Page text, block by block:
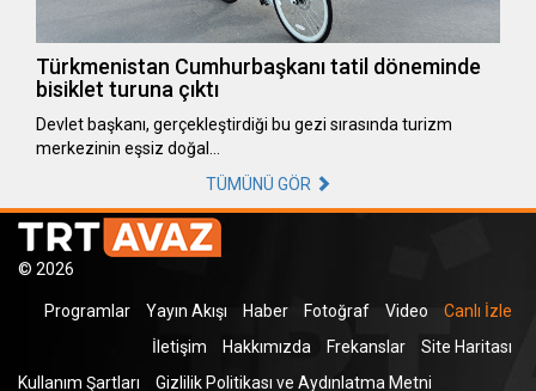
Türkmenistan Cumhurbaşkanı tatil döneminde
bisiklet turuna çıktı
Devlet başkanı, gerçekleştirdiği bu gezi sırasında turizm
merkezinin eşsiz doğal…
TÜMÜNÜ GÖR
© 2026
Programlar Yayın Akışı Haber Fotoğraf Video
Canlı İzle
İletişim
Hakkımızda Frekanslar
Site Haritası
Kullanım Şartları
Gizlilik Politikası ve Aydınlatma Metni